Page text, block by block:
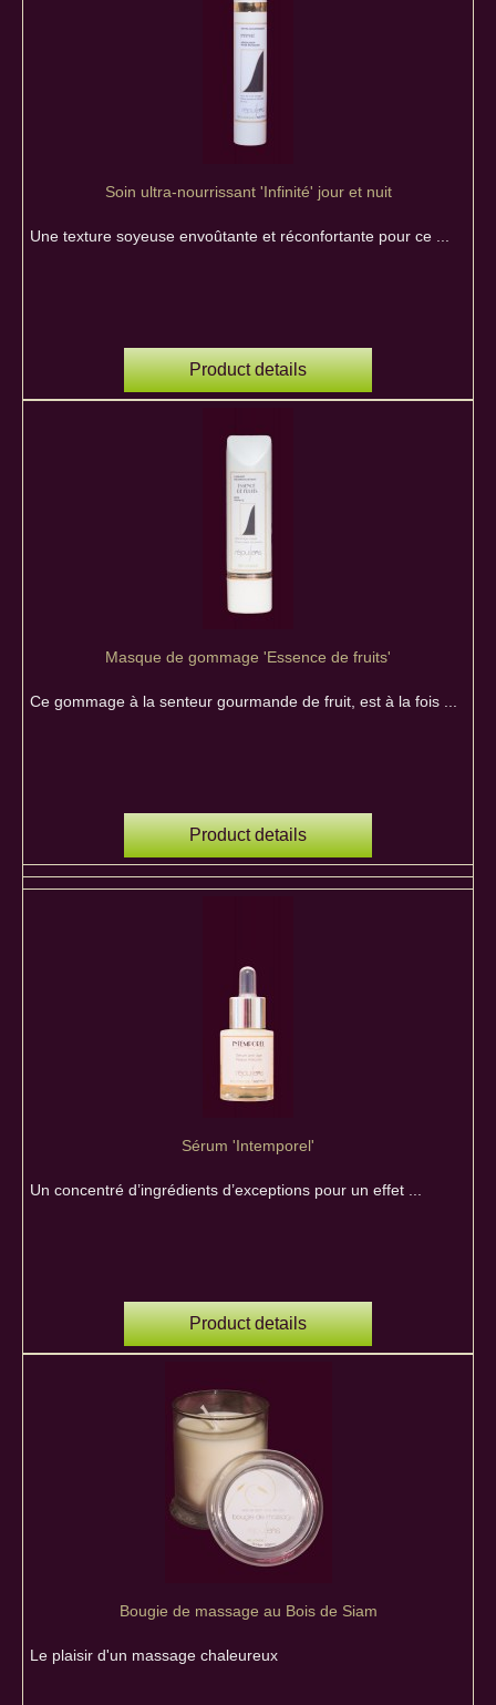
Soin ultra-nourrissant 'Infinité' jour et nuit
Une texture soyeuse envoûtante et réconfortante pour ce ...
Product details
Masque de gommage 'Essence de fruits'
Ce gommage à la senteur gourmande de fruit, est à la fois ...
Product details
Sérum 'Intemporel'
Un concentré d’ingrédients d’exceptions pour un effet ...
Product details
Bougie de massage au Bois de Siam
Le plaisir d'un massage chaleureux